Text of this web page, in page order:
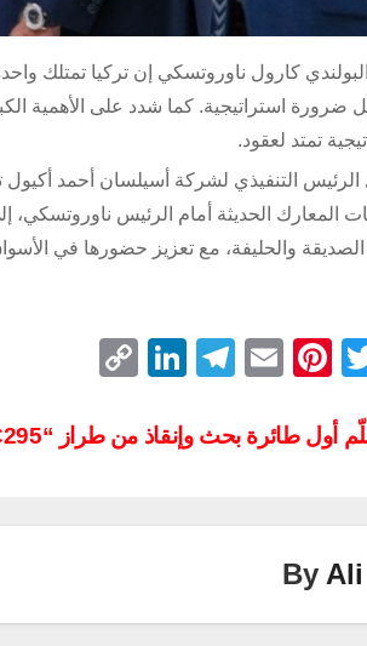
كارول ناوروتسكي إن تركيا تمتلك
ضرورة استراتيجية. كما شدد على الأهمية
تمتد لعقود.
التنفيذي لشركة أسيلسان أحمد أكيول
المعارك الحديثة أمام الرئيس
والحليفة، مع تعزيز حضورها في
T
tt
Pi
er
E
ail
T
e
Li
k
p
By Ali